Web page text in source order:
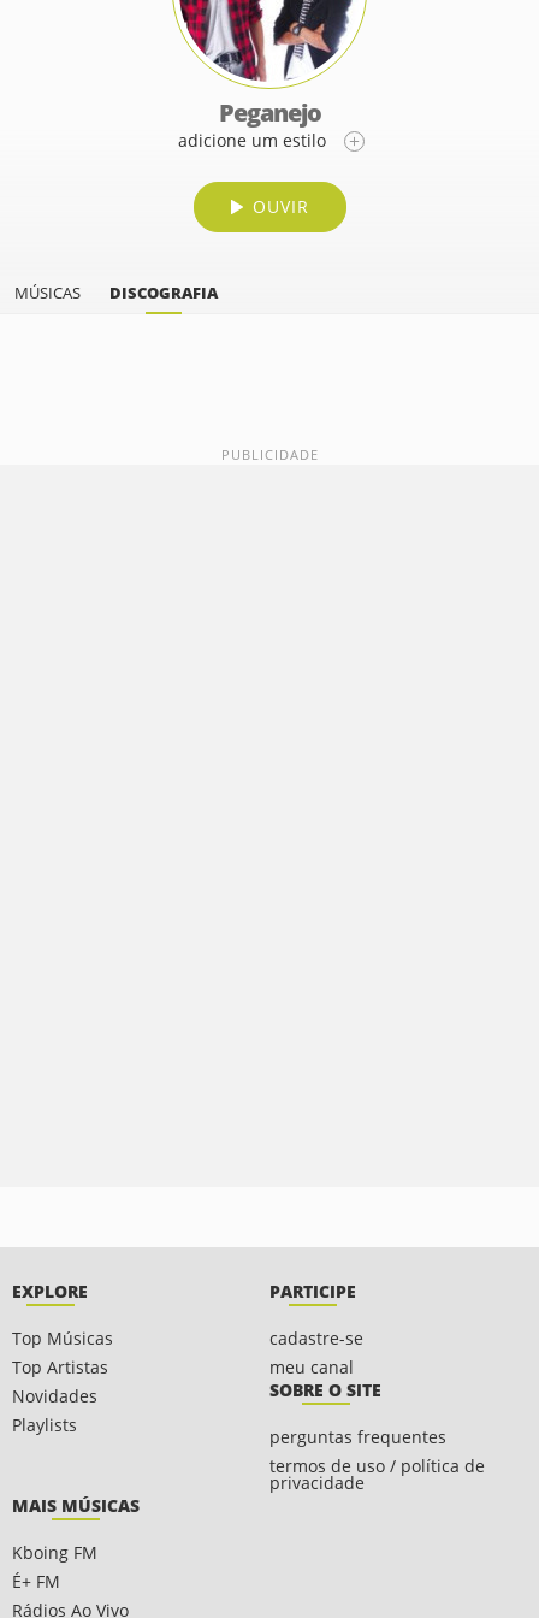
Peganejo
adicione um estilo
OUVIR
MÚSICAS DISCOGRAFIA
EXPLORE
Top Músicas
Top Artistas
Novidades
Playlists
PARTICIPE
cadastre-se
meu canal
SOBRE O SITE
perguntas frequentes
termos de uso / política de
privacidade
MAIS MÚSICAS
Kboing FM
É+ FM
Rádios Ao Vivo